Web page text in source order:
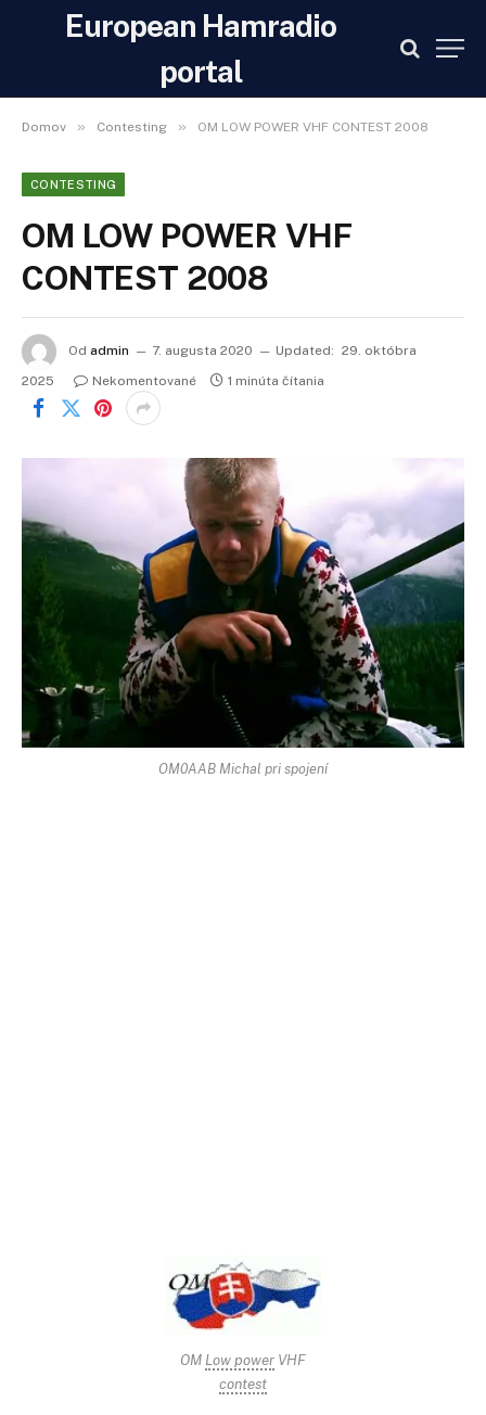
European Hamradio
portal
Domov » Contesting » OM LOW POWER VHF CONTEST 2008
CONTESTING
OM LOW POWER VHF
CONTEST 2008
Od admin 7. augusta 2020 Updated: 29. októbra
2025
Nekomentované 1 minúta čítania
OM0AAB Michal pri spojení
OM Low power VHF
contest